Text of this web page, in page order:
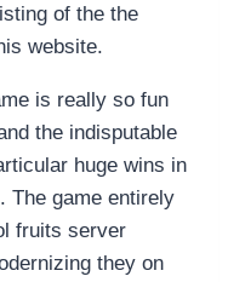
of the the
website.
is really so fun
the indisputable
huge wins in
The game entirely
fruits server
they on